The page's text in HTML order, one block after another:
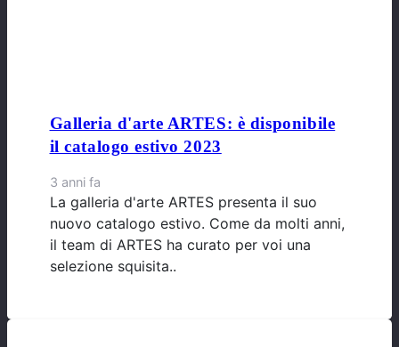
Galleria d'arte ARTES: è disponibile
il catalogo estivo 2023
3 anni fa
La galleria d'arte ARTES presenta il suo
nuovo catalogo estivo. Come da molti anni,
il team di ARTES ha curato per voi una
selezione squisita..